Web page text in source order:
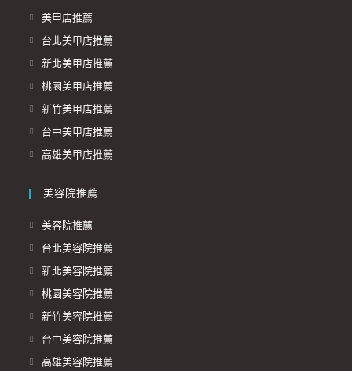
美甲店推薦
台北美甲店推薦
新北美甲店推薦
桃園美甲店推薦
新竹美甲店推薦
台中美甲店推薦
高雄美甲店推薦
美容院推薦
美容院推薦
台北美容院推薦
新北美容院推薦
桃園美容院推薦
新竹美容院推薦
台中美容院推薦
高雄美容院推薦